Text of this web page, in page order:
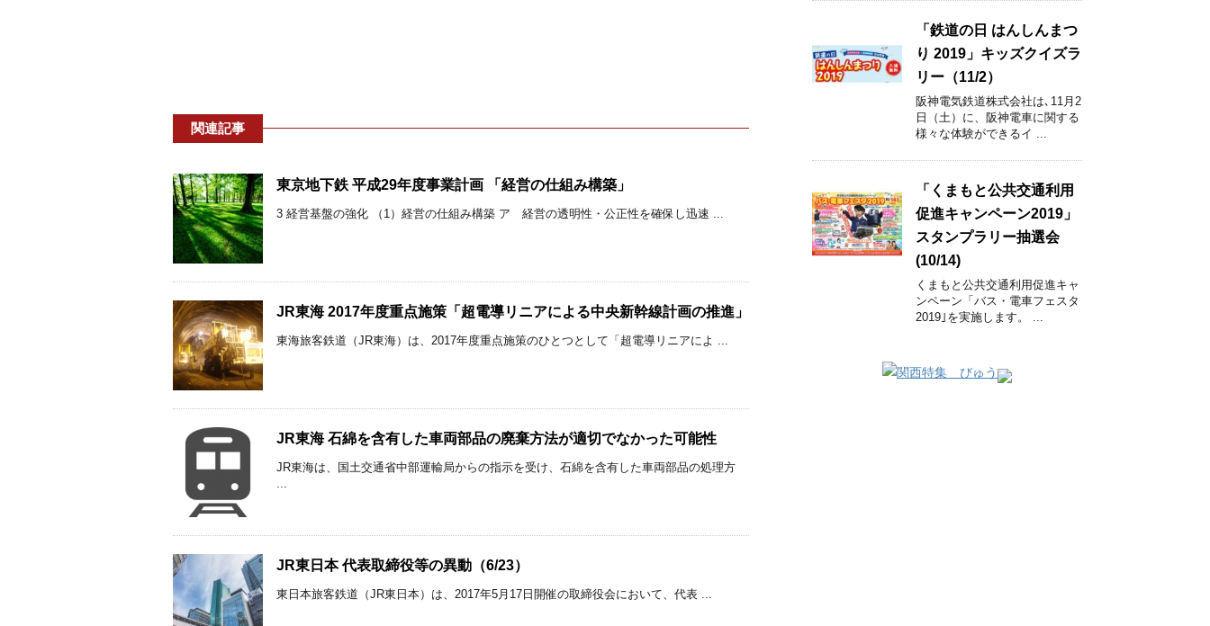
関連記事
東京地下鉄 平成29年度事業計画 「経営の仕組み構築」
3 経営基盤の強化 （1）経営の仕組み構築 ア 経営の透明性・公正性を確保し迅速 ...
JR東海 2017年度重点施策「超電導リニアによる中央新幹線計画の推進」
東海旅客鉄道（JR東海）は、2017年度重点施策のひとつとして「超電導リニアによ ...
JR東海 石綿を含有した車両部品の廃棄方法が適切でなかった可能性
JR東海は、国土交通省中部運輸局からの指示を受け、石綿を含有した車両部品の処理方
...
JR東日本 代表取締役等の異動（6/23）
東日本旅客鉄道（JR東日本）は、2017年5月17日開催の取締役会において、代表 ...
「鉄道の日 はんしんまつ
り 2019」キッズクイズラ
リー（11/2）
阪神電気鉄道株式会社は､11月2
日（土）に、阪神電車に関する
様々な体験ができるイ ...
「くまもと公共交通利用
促進キャンペーン2019」
スタンプラリー抽選会
(10/14)
くまもと公共交通利用促進キャ
ンペーン「バス・電車フェスタ
2019｣を実施します。 ...